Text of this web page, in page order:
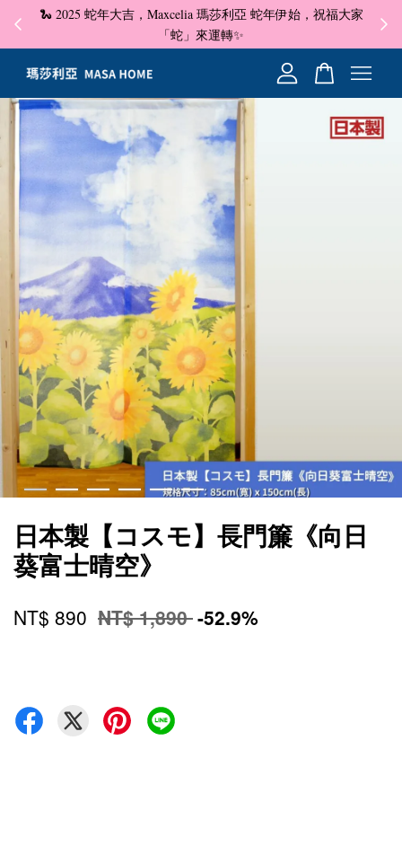
🐍 2025 蛇年大吉，Maxcelia 瑪莎利亞 蛇年伊始，祝福大家
「蛇」來運轉✨
✦
日本製【コスモ】長門簾《向日
葵富士晴空》
NT$ 890 NT$ 1,890-52.9%
您的購物車目前還是空的。
繼續購物